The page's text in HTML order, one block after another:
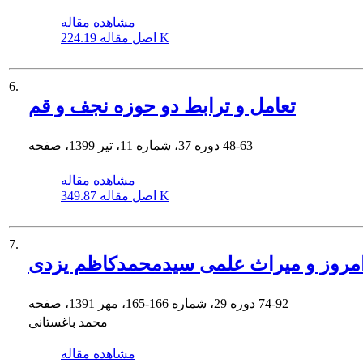
مشاهده مقاله
اصل مقاله 224.19 K
6.
تعامل و ترابط دو حوزه نجف و قم
48-63
مشاهده مقاله
اصل مقاله 349.87 K
7.
و میراث علمى سیدمحمدکاظم یزدى
74-92
محمد باغستانی
مشاهده مقاله